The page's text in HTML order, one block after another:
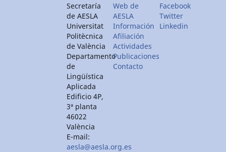
Secretaría
de AESLA
Universitat
Politècnica
de València
Departamento
de
Lingüística
Aplicada
Edificio 4P,
3ª planta
46022
València
E-mail:
aesla@aesla.org.es
Web de
AESLA
Información
Afiliación
Actividades
Publicaciones
Contacto
Facebook
Twitter
Linkedin